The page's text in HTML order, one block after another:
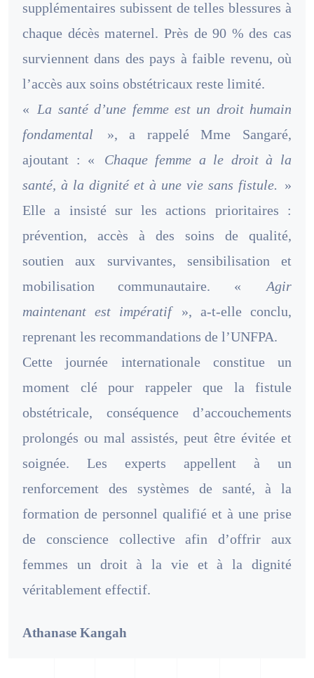
supplémentaires subissent de telles blessures à
chaque décès maternel. Près de 90 % des cas
surviennent dans des pays à faible revenu, où
l’accès aux soins obstétricaux reste limité.
« La santé d’une femme est un droit humain
fondamental
», a rappelé Mme Sangaré,
ajoutant : «
Chaque femme a le droit à la
santé, à la dignité et à une vie sans fistule. »
Elle a insisté sur les actions prioritaires :
prévention, accès à des soins de qualité,
soutien aux survivantes, sensibilisation et
mobilisation communautaire. «
Agir
maintenant est impératif
», a-t-elle conclu,
reprenant les recommandations de l’UNFPA.
Cette journée internationale constitue un
moment clé pour rappeler que la fistule
obstétricale, conséquence d’accouchements
prolongés ou mal assistés, peut être évitée et
soignée. Les experts appellent à un
renforcement des systèmes de santé, à la
formation de personnel qualifié et à une prise
de conscience collective afin d’offrir aux
femmes un droit à la vie et à la dignité
véritablement effectif.
Athanase Kangah